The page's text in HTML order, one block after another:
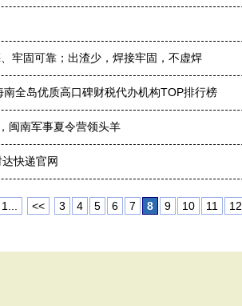
牢固可靠；出渣少，焊接牢固，不虚焊
全岛优质高口碑财税代办机构TOP排行榜
闽南军事夏令营领头羊
快递官网
1... << 3 4 5 6 7 8 9 10 11 12